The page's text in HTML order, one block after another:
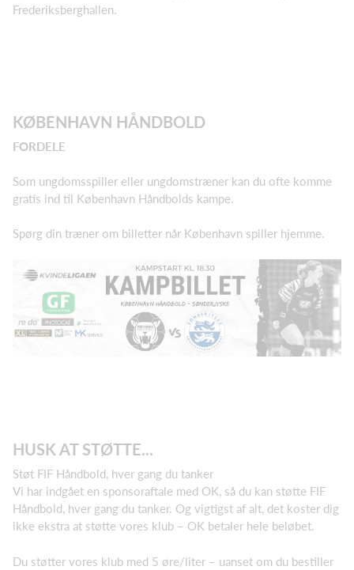
Frederiksberghallen.
KØBENHAVN HÅNDBOLD
FORDELE
Som ungdomsspiller eller ungdomstræner kan du ofte komme
gratis ind til København Håndbolds kampe.
Spørg din træner om billetter når København spiller hjemme.
HUSK AT STØTTE...
Støt FIF Håndbold, hver gang du tanker
Vi har indgået en sponsoraftale med OK, så du kan støtte FIF
Håndbold, hver gang du tanker. Og vigtigst af alt, det koster dig
ikke ekstra at støtte vores klub – OK betaler hele beløbet.
Du støtter vores klub med 5 øre/liter – uanset om du bestiller